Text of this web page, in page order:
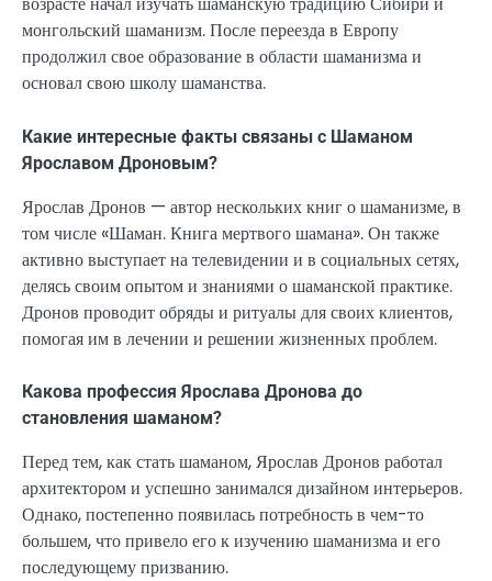
монгольский шаманизм. После переезда в Европу
продолжил свое образование в области шаманизма и
основал свою школу шаманства.
Какие интересные факты связаны с Шаманом
Ярославом Дроновым?
Ярослав Дронов — автор нескольких книг о шаманизме, в
том числе «Шаман. Книга мертвого шамана». Он также
активно выступает на телевидении и в социальных сетях,
делясь своим опытом и знаниями о шаманской практике.
Дронов проводит обряды и ритуалы для своих клиентов,
помогая им в лечении и решении жизненных проблем.
Какова профессия Ярослава Дронова до
становления шаманом?
Перед тем, как стать шаманом, Ярослав Дронов работал
архитектором и успешно занимался дизайном интерьеров.
Однако, постепенно появилась потребность в чем-то
большем, что привело его к изучению шаманизма и его
последующему призванию.